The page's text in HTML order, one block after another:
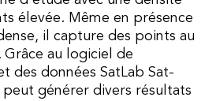
élevée. Même en présence
il capture des points au
Grâce au logiciel de
des données SatLab Sat-
peut générer divers résultats